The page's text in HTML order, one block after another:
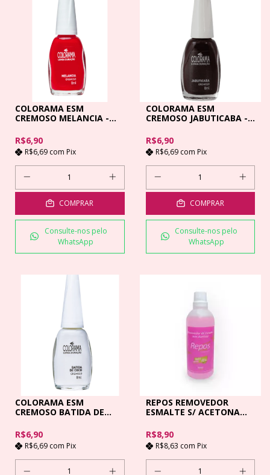
COLORAMA ESM
CREMOSO MELANCIA -
R$6,90
R$6,69 com Pix
COMPRAR
Consulte-nos pelo
WhatsApp
COLORAMA ESM
CREMOSO JABUTICABA -
R$6,90
R$6,69 com Pix
COMPRAR
Consulte-nos pelo
WhatsApp
COLORAMA ESM
CREMOSO BATIDA DE
R$6,90
R$6,69 com Pix
REPOS REMOVEDOR
ESMALTE S/ ACETONA
R$8,90
R$8,63 com Pix